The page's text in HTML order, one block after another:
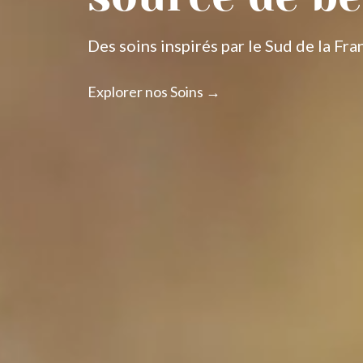
Des soins inspirés par le Sud de la
Explorer nos Soins →